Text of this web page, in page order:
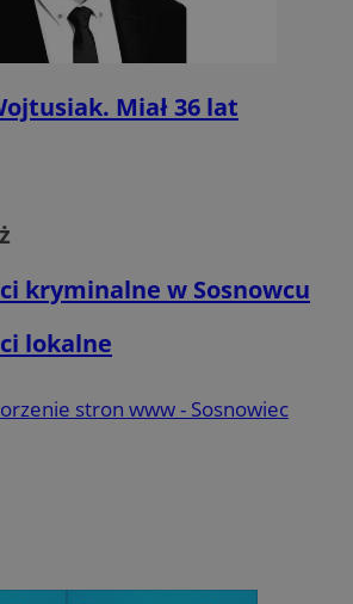
Miał 36 lat
kryminalne w Sosnowcu
lokalne
stron www - Sosnowiec